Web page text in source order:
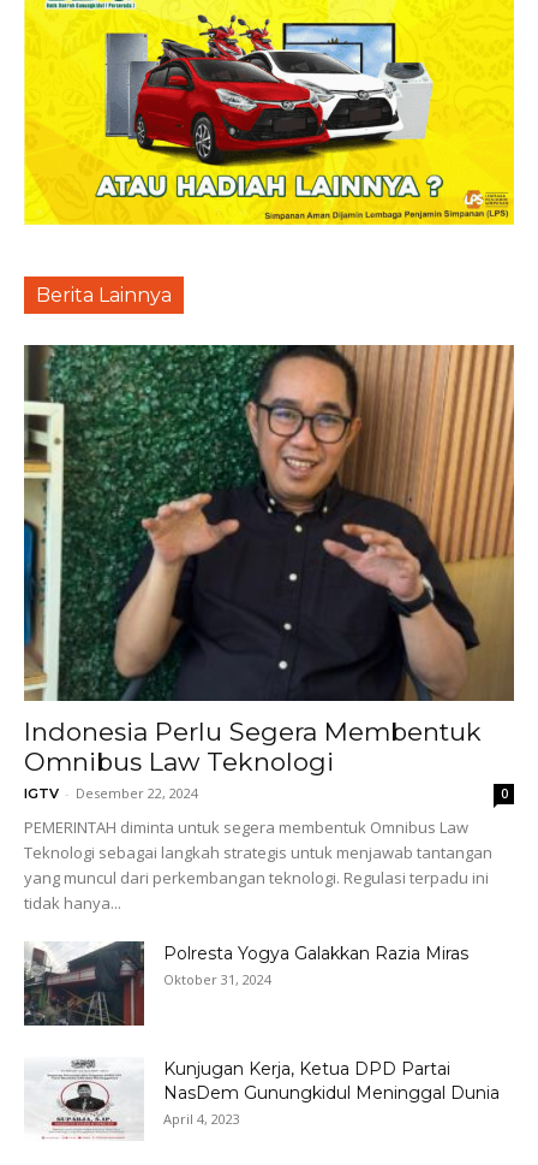
Berita Lainnya
Indonesia Perlu Segera Membentuk
Omnibus Law Teknologi
IGTV - Desember 22, 2024 0
PEMERINTAH diminta untuk segera membentuk Omnibus Law
Teknologi sebagai langkah strategis untuk menjawab tantangan
yang muncul dari perkembangan teknologi. Regulasi terpadu ini
tidak hanya...
Polresta Yogya Galakkan Razia Miras
Oktober 31, 2024
Kunjugan Kerja, Ketua DPD Partai
NasDem Gunungkidul Meninggal Dunia
April 4, 2023